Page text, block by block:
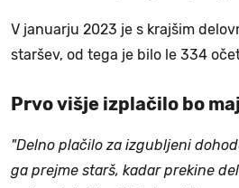
V januarju 2023 je s krajšim
staršev, od tega je bilo le 334
Prvo višje izplačilo bo
"Delno plačilo za izgubljeni
ga prejme starš, kadar prekine